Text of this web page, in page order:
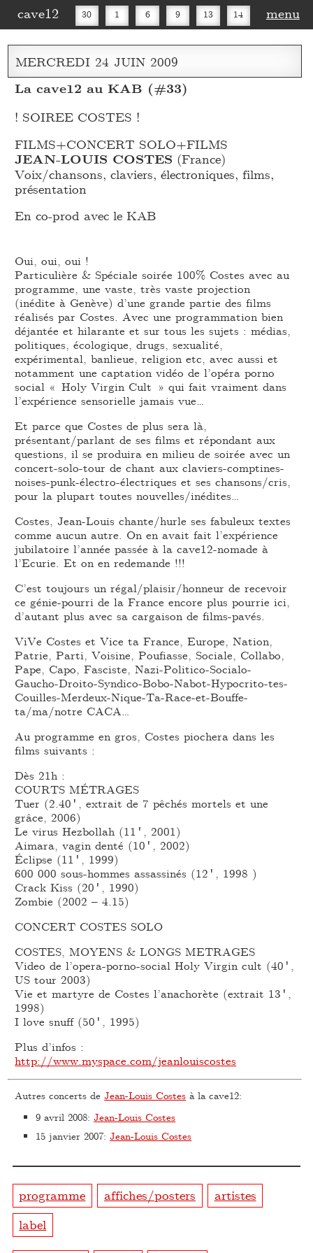
cave12 30 1 6 9 13 14
16 20 27 30
menu
MERCREDI 24 JUIN 2009
La cave12 au KAB (#33)
! SOIREE COSTES !
FILMS+CONCERT SOLO+FILMS
JEAN-LOUIS COSTES (France)
Voix/chansons, claviers, électroniques, films,
présentation
En co-prod avec le KAB
Oui, oui, oui !
Particulière & Spéciale soirée 100% Costes avec au
programme, une vaste, très vaste projection
(inédite à Genève) d’une grande partie des films
réalisés par Costes. Avec une programmation bien
déjantée et hilarante et sur tous les sujets : médias,
politiques, écologique, drugs, sexualité,
expérimental, banlieue, religion etc, avec aussi et
notamment une captation vidéo de l’opéra porno
social « Holy Virgin Cult » qui fait vraiment dans
l’expérience sensorielle jamais vue…
Et parce que Costes de plus sera là,
présentant/parlant de ses films et répondant aux
questions, il se produira en milieu de soirée avec un
concert-solo-tour de chant aux claviers-comptines-
noises-punk-électro-électriques et ses chansons/cris,
pour la plupart toutes nouvelles/inédites…
Costes, Jean-Louis chante/hurle ses fabuleux textes
comme aucun autre. On en avait fait l’expérience
jubilatoire l’année passée à la cave12-nomade à
l’Ecurie. Et on en redemande !!!
C’est toujours un régal/plaisir/honneur de recevoir
ce génie-pourri de la France encore plus pourrie ici,
d’autant plus avec sa cargaison de films-pavés.
ViVe Costes et Vice ta France, Europe, Nation,
Patrie, Parti, Voisine, Poufiasse, Sociale, Collabo,
Pape, Capo, Fasciste, Nazi-Politico-Socialo-
Gaucho-Droito-Syndico-Bobo-Nabot-Hypocrito-tes-
Couilles-Merdeux-Nique-Ta-Race-et-Bouffe-
ta/ma/notre CACA…
Au programme en gros, Costes piochera dans les
films suivants :
Dès 21h :
COURTS MÉTRAGES
Tuer (2.40′, extrait de 7 pêchés mortels et une
grâce, 2006)
Le virus Hezbollah (11′, 2001)
Aimara, vagin denté (10′, 2002)
Éclipse (11′, 1999)
600 000 sous-hommes assassinés (12′, 1998 )
Crack Kiss (20′, 1990)
Zombie (2002 – 4.15)
CONCERT COSTES SOLO
COSTES, MOYENS & LONGS METRAGES
Video de l’opera-porno-social Holy Virgin cult (40′,
US tour 2003)
Vie et martyre de Costes l’anachorète (extrait 13′,
1998)
I love snuff (50′, 1995)
Plus d’infos :
http://www.myspace.com/jeanlouiscostes
Autres concerts deJean-Louis Costes à la cave12:
9 avril 2008:Jean-Louis Costes
15 janvier 2007:Jean-Louis Costes
programme affiches/posters
artistes
label